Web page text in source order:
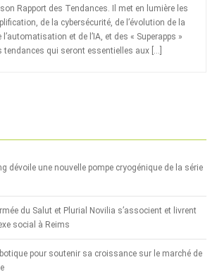
Rapport des Tendances. Il met en lumière les
de la cybersécurité, de l’évolution de la
et de l’IA, et des « Superapps »
tendances qui seront essentielles aux […]
dévoile une nouvelle pompe cryogénique de la série
du Salut et Plurial Novilia s’associent et livrent
social à Reims
pour soutenir sa croissance sur le marché de